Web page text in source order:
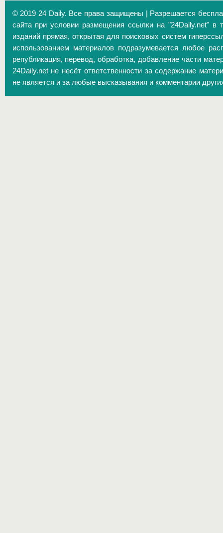
© 2019 24 Daily. Все права защищены | Разрешается
сайта при условии размещения ссылки на "24Daily.net" в
изданий прямая, открытая для поисковых систем
использованием материалов подразумевается любое
републикация, перевод, обработка, добавление части
24Daily.net не несёт ответственности за содержание
не является и за любые высказывания и комментарии